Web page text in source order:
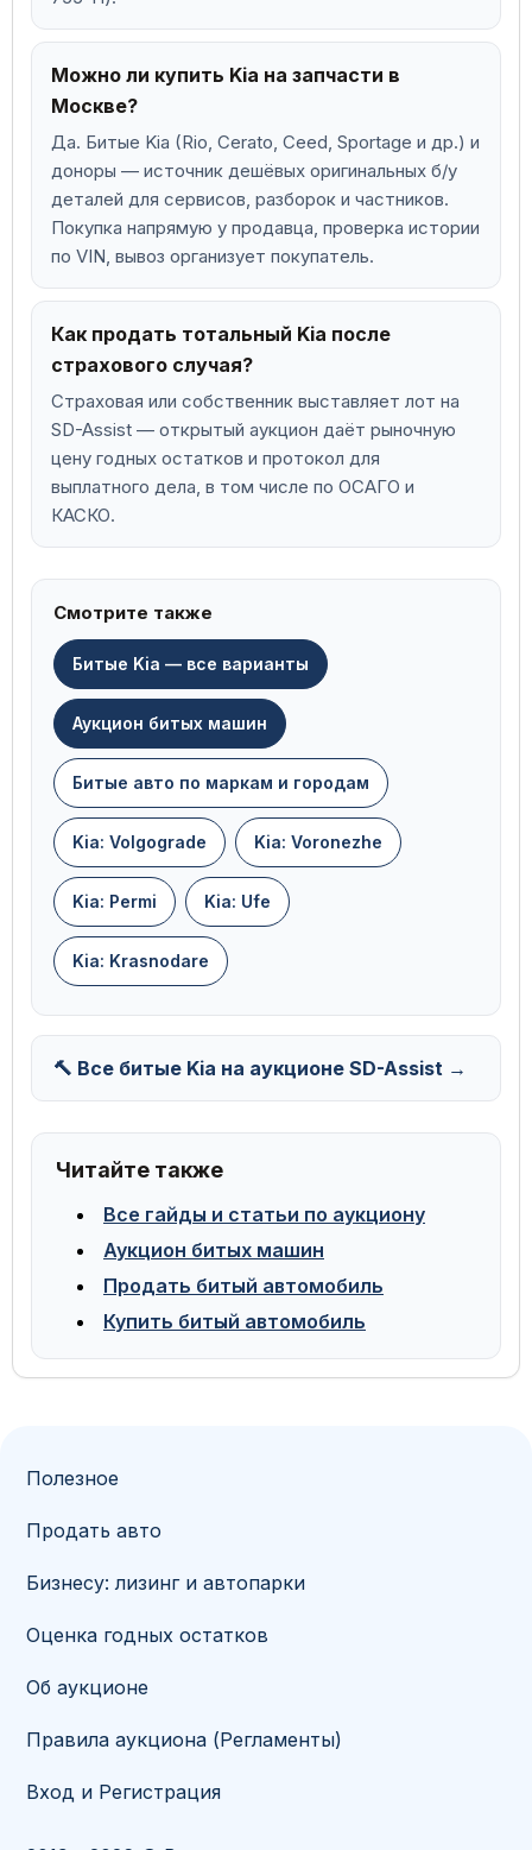
Можно ли купить Kia на запчасти в
Москве?
Да. Битые Kia (Rio, Cerato, Ceed, Sportage и др.) и
доноры — источник дешёвых оригинальных б/у
деталей для сервисов, разборок и частников.
Покупка напрямую у продавца, проверка истории
по VIN, вывоз организует покупатель.
Как продать тотальный Kia после
страхового случая?
Страховая или собственник выставляет лот на
SD-Assist — открытый аукцион даёт рыночную
цену годных остатков и протокол для
выплатного дела, в том числе по ОСАГО и
КАСКО.
Смотрите также
Битые Kia — все варианты
Аукцион битых машин
Битые авто по маркам и городам
Kia: Volgograde Kia: Voronezhe
Kia: Permi Kia: Ufe
Kia: Krasnodare
🔨 Все битые Kia на аукционе SD-Assist →
Читайте также
Все гайды и статьи по аукциону
Аукцион битых машин
Продать битый автомобиль
Купить битый автомобиль
Полезное
Продать авто
Бизнесу: лизинг и автопарки
Оценка годных остатков
Об аукционе
Правила аукциона (Регламенты)
Вход и Регистрация